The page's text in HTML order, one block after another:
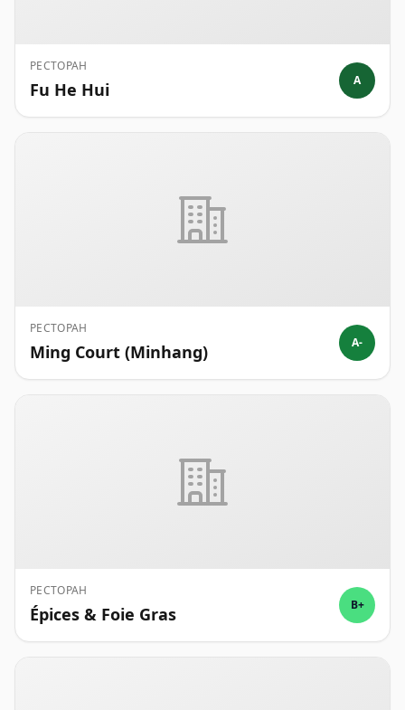
РЕСТОРАН
Fu He Hui A
РЕСТОРАН
Ming Court (Minhang) A-
РЕСТОРАН
Épices & Foie Gras B+